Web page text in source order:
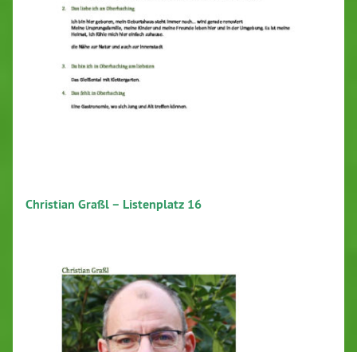
Christian Graßl – Listenplatz 16